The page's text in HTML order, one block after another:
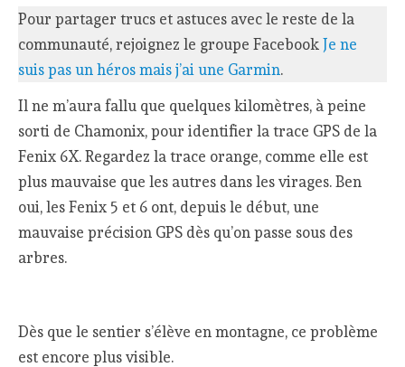
Pour partager trucs et astuces avec le reste de la
communauté, rejoignez le groupe FacebookJe ne
suis pas un héros mais j’ai une Garmin.
Il ne m’aura fallu que quelques kilomètres, à peine
sorti de Chamonix, pour identifier la trace GPS de la
Fenix 6X. Regardez la trace orange, comme elle est
plus mauvaise que les autres dans les virages. Ben
oui, les Fenix 5 et 6 ont, depuis le début, une
mauvaise précision GPS dès qu’on passe sous des
arbres.
Dès que le sentier s’élève en montagne, ce problème
est encore plus visible.